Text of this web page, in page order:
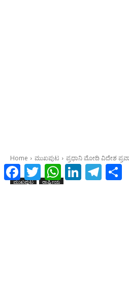
FacebookTwitter WhatsAppLinkedInTelegram